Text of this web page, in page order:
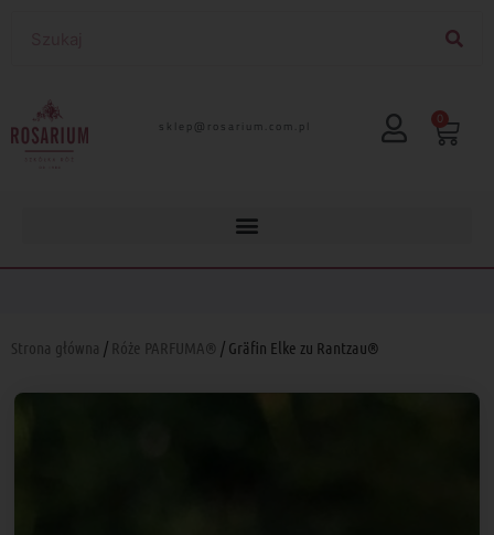
lp.moc.muirasor@pelks 0
Strona główna / Róże PARFUMA® / Gräfin Elke zu Rantzau®